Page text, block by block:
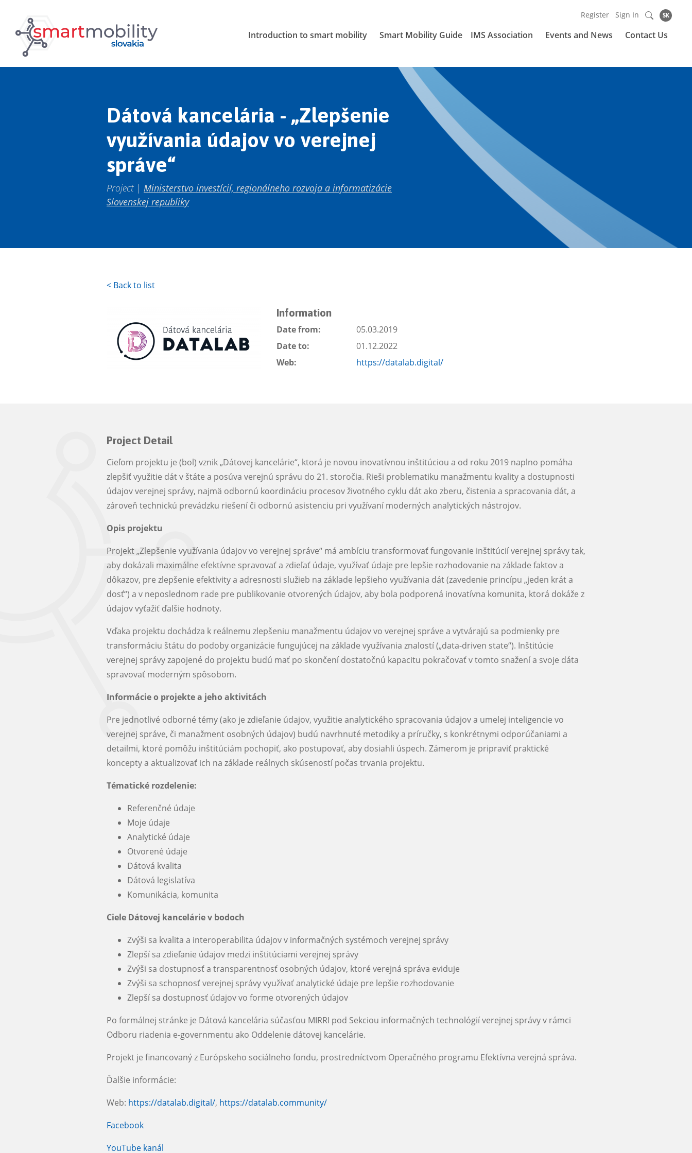
Introduction to smart mobility Smart Mobility Guide IMS Association Events and News Contact Us
Register Sign In SK
Dátová kancelária - „Zlepšenie
využívania údajov vo verejnej
správe“
Project | Ministerstvo investícií, regionálneho rozvoja a informatizácie
Slovenskej republiky
< Back to list
Information
Date from:
05.03.2019
Date to:
01.12.2022
Web:
https://datalab.digital/
Project Detail
Cieľom projektu je (bol) vznik „Dátovej kancelárie“, ktorá je novou inovatívnou inštitúciou a od roku 2019 naplno pomáha
zlepšiť využitie dát v štáte a posúva verejnú správu do 21. storočia. Rieši problematiku manažmentu kvality a dostupnosti
údajov verejnej správy, najmä odbornú koordináciu procesov životného cyklu dát ako zberu, čistenia a spracovania dát, a
zároveň technickú prevádzku riešení či odbornú asistenciu pri využívaní moderných analytických nástrojov.
Opis projektu
Projekt „Zlepšenie využívania údajov vo verejnej správe“ má ambíciu transformovať fungovanie inštitúcií verejnej správy tak,
aby dokázali maximálne efektívne spravovať a zdieľať údaje, využívať údaje pre lepšie rozhodovanie na základe faktov a
dôkazov, pre zlepšenie efektivity a adresnosti služieb na základe lepšieho využívania dát (zavedenie princípu „jeden krát a
dosť“) a v neposlednom rade pre publikovanie otvorených údajov, aby bola podporená inovatívna komunita, ktorá dokáže z
údajov vyťažiť ďalšie hodnoty.
Vďaka projektu dochádza k reálnemu zlepšeniu manažmentu údajov vo verejnej správe a vytvárajú sa podmienky pre
transformáciu štátu do podoby organizácie fungujúcej na základe využívania znalostí („data-driven state“). Inštitúcie
verejnej správy zapojené do projektu budú mať po skončení dostatočnú kapacitu pokračovať v tomto snažení a svoje dáta
spravovať moderným spôsobom.
Informácie o projekte a jeho aktivitách
Pre jednotlivé odborné témy (ako je zdieľanie údajov, využitie analytického spracovania údajov a umelej inteligencie vo
verejnej správe, či manažment osobných údajov) budú navrhnuté metodiky a príručky, s konkrétnymi odporúčaniami a
detailmi, ktoré pomôžu inštitúciám pochopiť, ako postupovať, aby dosiahli úspech. Zámerom je pripraviť praktické
koncepty a aktualizovať ich na základe reálnych skúseností počas trvania projektu.
Tématické rozdelenie:
Referenčné údaje
Moje údaje
Analytické údaje
Otvorené údaje
Dátová kvalita
Dátová legislatíva
Komunikácia, komunita
Ciele Dátovej kancelárie v bodoch
Zvýši sa kvalita a interoperabilita údajov v informačných systémoch verejnej správy
Zlepší sa zdieľanie údajov medzi inštitúciami verejnej správy
Zvýši sa dostupnosť a transparentnosť osobných údajov, ktoré verejná správa eviduje
Zvýši sa schopnosť verejnej správy využívať analytické údaje pre lepšie rozhodovanie
Zlepší sa dostupnosť údajov vo forme otvorených údajov
Po formálnej stránke je Dátová kancelária súčasťou MIRRI pod Sekciou informačných technológií verejnej správy v rámci
Odboru riadenia e-governmentu ako Oddelenie dátovej kancelárie.
Projekt je financovaný z Európskeho sociálneho fondu, prostredníctvom Operačného programu Efektívna verejná správa.
Ďalšie informácie:
Web: https://datalab.digital/, https://datalab.community/
Facebook
YouTube kanál